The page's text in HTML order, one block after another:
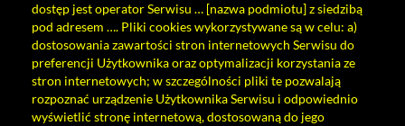
dostęp jest operator Serwisu … [nazwa podmiotu] z siedzibą
pod adresem …. Pliki cookies wykorzystywane są w celu: a)
dostosowania zawartości stron internetowych Serwisu do
preferencji Użytkownika oraz optymalizacji korzystania ze
stron internetowych; w szczególności pliki te pozwalają
rozpoznać urządzenie Użytkownika Serwisu i odpowiednio
wyświetlić stronę internetową, dostosowaną do jego